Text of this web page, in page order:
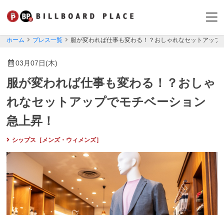
ホーム プレス一覧 服が変われば仕事も変わる！？おしゃれなセットアップ
03月07日(木)
服が変われば仕事も変わる！？おしゃ
れなセットアップでモチベーション
急上昇！
シップス［メンズ・ウィメンズ］